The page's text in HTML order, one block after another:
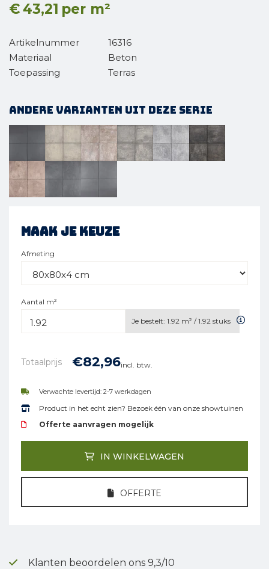
€43,21 per m²
Artikelnummer
16316
Materiaal
Beton
Toepassing
Terras
Andere varianten uit deze serie
Maak je keuze
Afmeting
Aantal m²
Je bestelt: 1.92 m² /1.92 stuks
Totaalprijs €82,96incl. btw.
Verwachte levertijd: 2-7 werkdagen
Product in het echt zien? Bezoek één van onze showtuinen
Offerte aanvragen mogelijk
IN WINKELWAGEN
OFFERTE
Klanten beoordelen ons 9,3/10